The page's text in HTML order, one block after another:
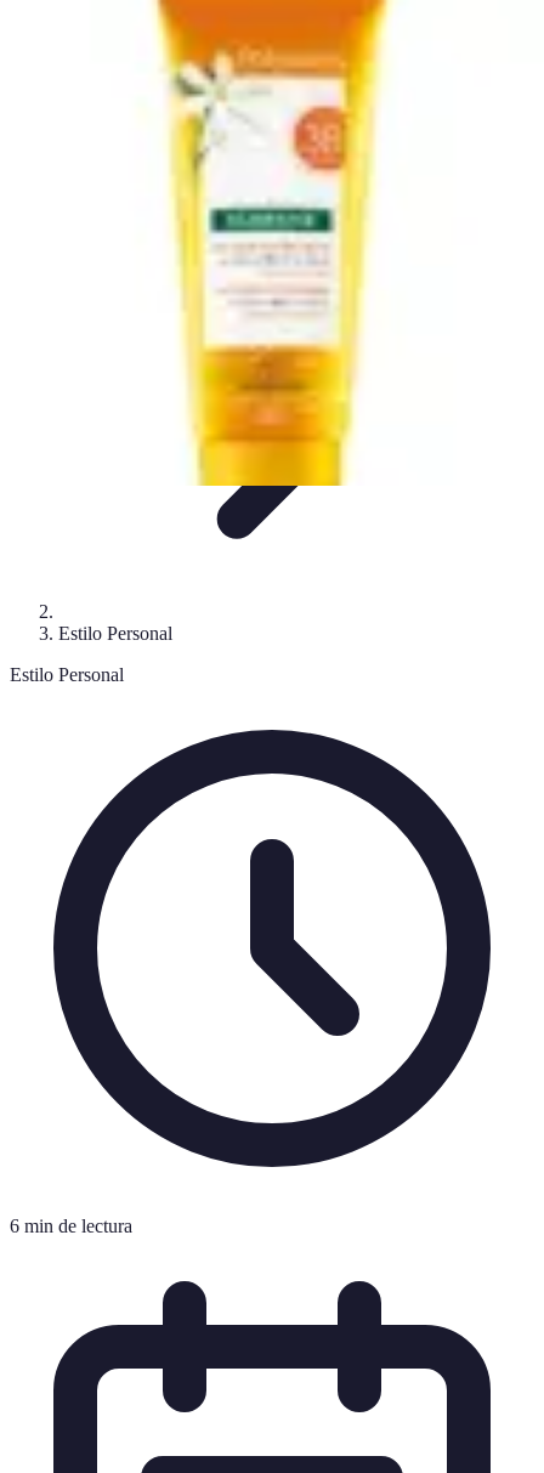
Consejos de Estilo
Tendencias
Estilo Personal
Estilo Personal
6 min de lectura